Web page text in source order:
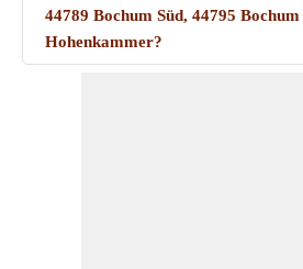
44789 Bochum Süd, 44795 Bochum
Hohenkammer?